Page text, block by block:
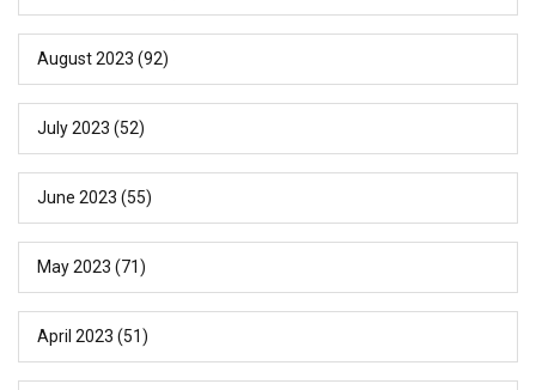
August 2023 (92)
July 2023 (52)
June 2023 (55)
May 2023 (71)
April 2023 (51)